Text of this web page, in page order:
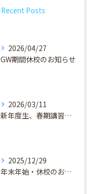
Recent Posts
2026/04/27
GW期間休校のお知らせ
2026/03/11
新年度生、春期講習生 受付中！
2025/12/29
年末年始・休校のお知らせ